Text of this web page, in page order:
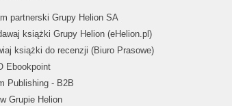
partnerski Grupy Helion SA
książki Grupy Helion (eHelion.pl)
książki do recenzji (Biuro Prasowe)
Ebookpoint
Publishing - B2B
Grupie Helion